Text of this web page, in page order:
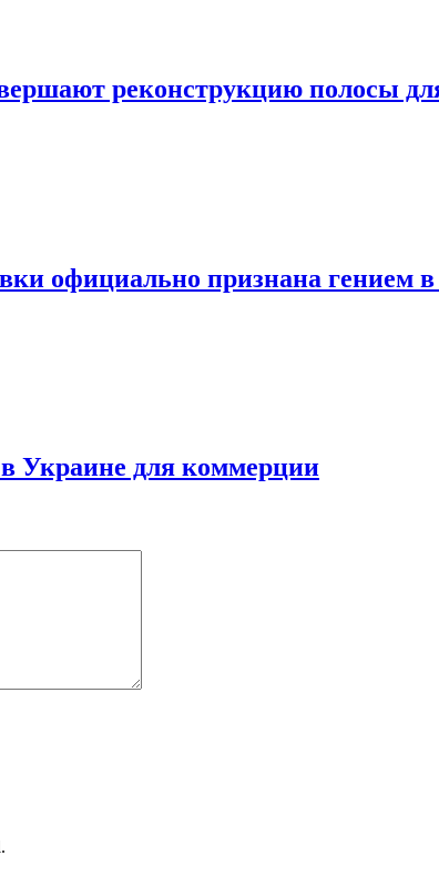
реконструкцию полосы
официально признана гением
Украине для коммерции